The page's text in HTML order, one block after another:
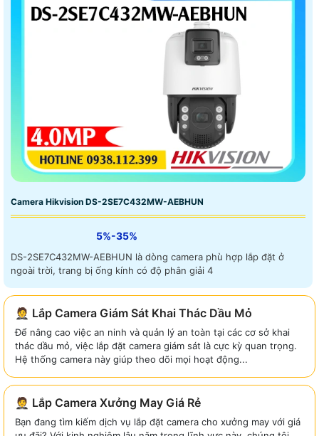
Camera Hikvision DS-2SE7C432MW-AEBHUN
5%-35%
DS-2SE7C432MW-AEBHUN là dòng camera phù hợp lắp đặt ở
ngoài trời, trang bị ống kính có độ phân giải 4
🤵 Lắp Camera Giám Sát Khai Thác Dầu Mỏ
Để nâng cao việc an ninh và quản lý an toàn tại các cơ sở khai
thác dầu mỏ, việc lắp đặt camera giám sát là cực kỳ quan trọng.
Hệ thống camera này giúp theo dõi mọi hoạt động...
🤵 Lắp Camera Xưởng May Giá Rẻ
Bạn đang tìm kiếm dịch vụ lắp đặt camera cho xưởng may với giá